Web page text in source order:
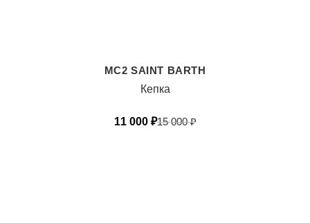
MC2 SAINT BARTH
Кепка
11 000 ₽15 000₽